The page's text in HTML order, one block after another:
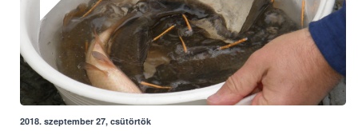
2018. szeptember 27, csütörtök